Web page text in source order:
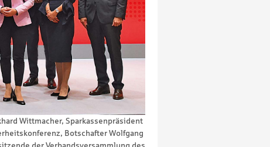
Wittmacher, Sparkassenpräsident
Botschafter Wolfgang
der Verbandsversammlung des